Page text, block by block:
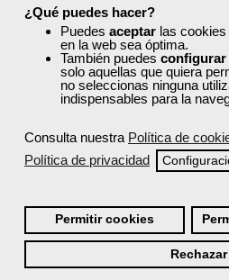
¿Qué puedes hacer?
Puedes aceptar las
en la web sea óptima.
También puedes configurar
solo aquellas que quiera
no seleccionas ninguna
indispensables para la
Consulta nuestra Política de
Política de privacidad
Permitir cookies
Rechazar
Escrito porMarcial Varela
Conseguir que los trabajadores
lo que hacen es uno de los grandes
organizaciones con un número
encargado de velar por el bienestar de
trabajan en esta área son los
formar, emplear y retener al personal
un experto en RR.HH. juega un papel
Leer más ...